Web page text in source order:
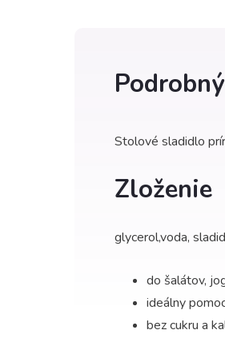
Stolové sladidlo
Zloženie
glycerol,voda,
do šalátov,
ideálny
bez cukru a